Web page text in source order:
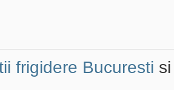
frigidere Bucuresti